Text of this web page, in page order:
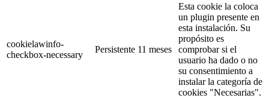
cookielawinfo-
checkbox-necessary
Persistente 11 meses
Esta cookie la coloca
un plugin presente en
esta instalación. Su
propósito es
comprobar si el
usuario ha dado o no
su consentimiento a
instalar la categoría de
cookies "Necesarias".